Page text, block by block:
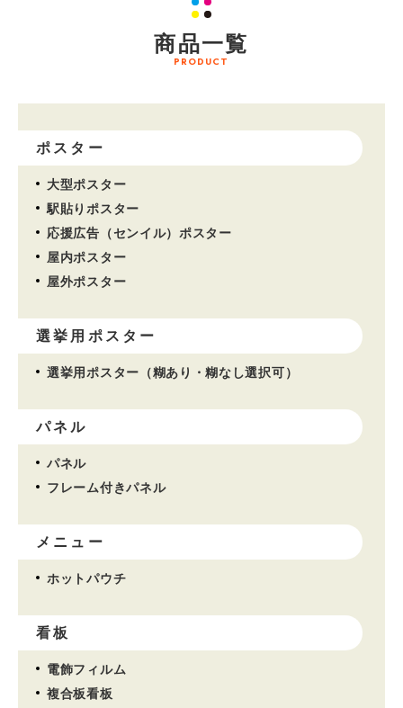
商品一覧
PRODUCT
ポスター
大型ポスター
駅貼りポスター
応援広告（センイル）ポスター
屋内ポスター
屋外ポスター
選挙用ポスター
選挙用ポスター（糊あり・糊なし選択可）
パネル
パネル
フレーム付きパネル
メニュー
ホットパウチ
看板
電飾フィルム
複合板看板